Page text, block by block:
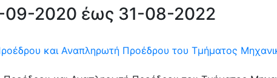
09-2020 έως 31-08-2022
και Αναπληρωτή Προέδρου του Τμήματος